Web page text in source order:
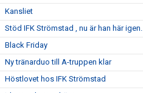
Kansliet
Stöd IFK Strömstad , nu är han här igen.
Black Friday
Ny tränarduo till A-truppen klar
Höstlovet hos IFK Strömstad